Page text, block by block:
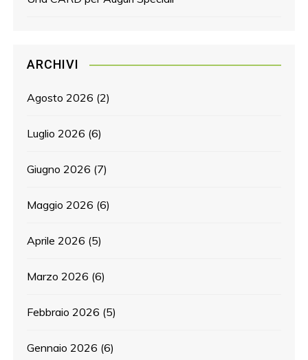
ARCHIVI
Agosto 2026 (2)
Luglio 2026 (6)
Giugno 2026 (7)
Maggio 2026 (6)
Aprile 2026 (5)
Marzo 2026 (6)
Febbraio 2026 (5)
Gennaio 2026 (6)